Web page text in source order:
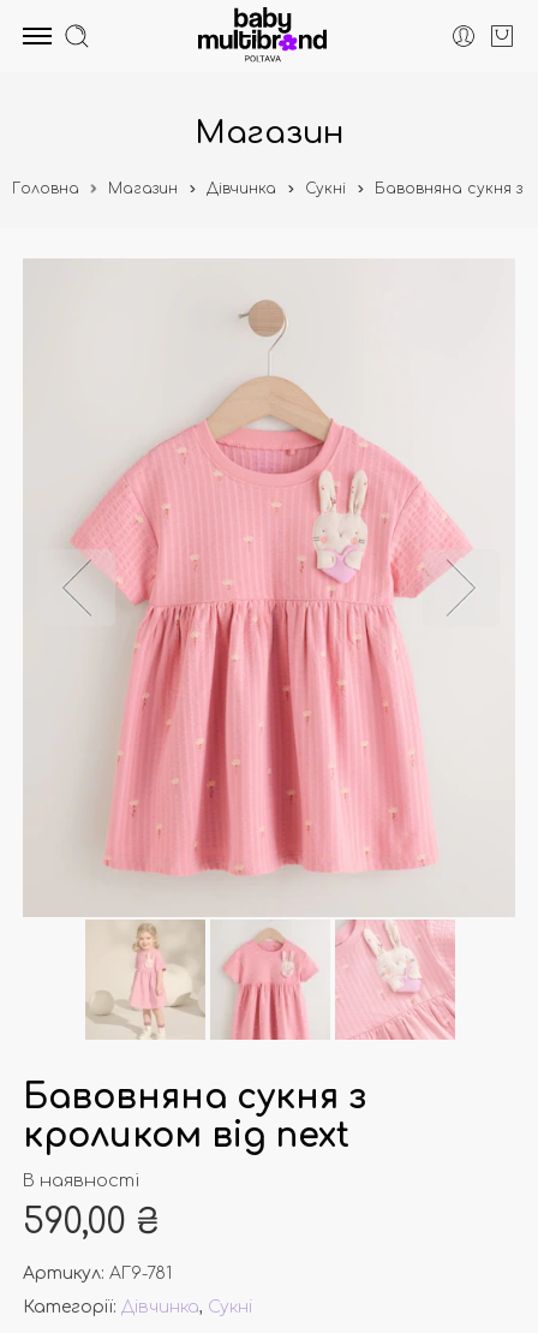
Магазин
Головна Магазин Дівчинка Сукні Бавовняна сукня з
Бавовняна сукня з
кроликом від next
В наявності
590,00 ₴
Артикул: АГ9-781
Категорії: Дівчинка, Сукні